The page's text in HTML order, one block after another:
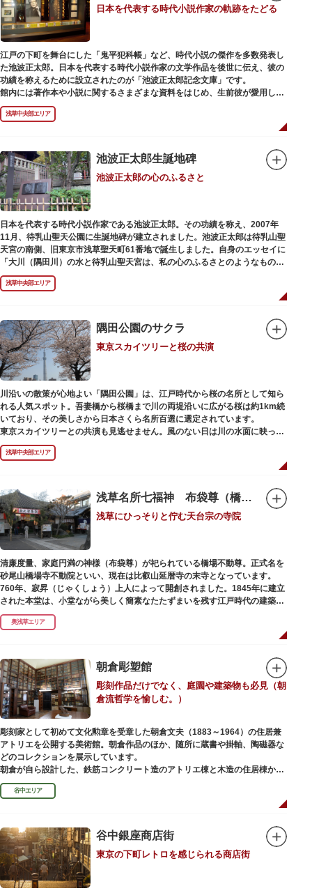
日本を代表する時代小説作家の軌跡をたどる
江戸の下町を舞台にした「鬼平犯科帳」など、時代小説の傑作を多数発表し
た池波正太郎。日本を代表する時代小説作家の文学作品を後世に伝え、彼の
功績を称えるために設立されたのが「池波正太郎記念文庫」です。
館内には著作本や小説に関するさまざまな資料をはじめ、生前彼が愛用して
いた万年筆やパイプ、帽子などが展示されています。書斎も復元されてお
り、池波正太郎をより身近に感じられるスポットです。また「池波グッズ」
とよばれる、作品の舞台を紹介した古地図やポストカード、扇子など様々な
浅草中央部エリア
池波正太郎生誕地碑
池波正太郎の心のふるさと
日本を代表する時代小説作家である池波正太郎。その功績を称え、2007年
11月、待乳山聖天公園に生誕地碑が建立されました。池波正太郎は待乳山聖
天宮の南側、旧東京市浅草聖天町61番地で誕生しました。自身のエッセイに
「大川（隅田川）の水と待乳山聖天宮は、私の心のふるさとのようなもの
だ」（『東京の情景「大川と待乳山聖天宮」』より）と記しており、小説の
舞台にも待乳山や近くの今戸、橋場などをたびたび登場させています。
浅草中央部エリア
隅田公園のサクラ
東京スカイツリーと桜の共演
川沿いの散策が心地よい「隅田公園」は、江戸時代から桜の名所として知ら
れる人気スポット。吾妻橋から桜橋まで川の両堤沿いに広がる桜は約1km続
いており、その美しさから日本さくら名所百選に選定されています。
東京スカイツリーとの共演も見逃せません。風のない日は川の水面に映った
「逆さスカイツリー」と桜のコラボレーションも楽しめます。シーズン中は
夜桜がライトアップされ、日中とは異なる幻想的な雰囲気に包まれるのも魅
力のひとつ。屋形船や水上バスも運航しているので、いつもと違った目線の
浅草中央部エリア
浅草名所七福神 布袋尊（橋場不動尊）
浅草にひっそりと佇む天台宗の寺院
清廉度量、家庭円満の神様（布袋尊）が祀られている橋場不動尊。正式名を
砂尾山橋場寺不動院といい、現在は比叡山延暦寺の末寺となっています。
760年、寂昇（じゃくしょう）上人によって開創されました。1845年に建立
された本堂は、小堂ながら美しく簡素なたたずまいを残す江戸時代の建築様
式です。明治の大火、関東大震災、第二次大戦の戦災でも周辺を災禍から守
ったことから「火伏せの不動尊」とも呼ばれています。
の昔、すぐ近くを流れる隅田川を往来して参拝する人の目印となったのがこ
の銀杏で、今なおそのパワーを授かりに来る人も多いそうです。
また、江戸時代から伝わる布袋尊像が祀られています。その姿は肩に袋がな
くお腹が袋代わりの形をしている珍しいもので、古くから庶民に尊信されて
います。（御開帳期間 1月1日～7日）
奥浅草エリア
朝倉彫塑館
彫刻作品だけでなく、庭園や建築物も必見（朝
倉流哲学を愉しむ。）
彫刻家として初めて文化勲章を受章した朝倉文夫（1883～1964）の住居兼
アトリエを公開する美術館。朝倉作品のほか、随所に蔵書や掛軸、陶磁器な
どのコレクションを展示しています。
朝倉が自ら設計した、鉄筋コンクリート造のアトリエ棟と木造の住居棟から
なる建物は、異なる素材が違和感なく調和しています。広く門戸を開放し弟
子を育成した「朝倉彫塑塾」の教育の場としても使われました。巨石と樹木
が濃密な空間を作り出す「五典の池」を中心とした中庭、日本における屋上
この建物に色濃く反映されています。
彫刻作品や芸術品を鑑賞する美術館という側面だけでなく、庭園や建築の価
値も感じられる施設です。朝倉の芸術思想の特質である自然観を表す庭園
は、その芸術上・観賞上の価値が評価され、敷地全体が「旧朝倉文夫氏庭
園」として国の名勝に指定されています。
谷中エリア
谷中銀座商店街
東京の下町レトロを感じられる商店街